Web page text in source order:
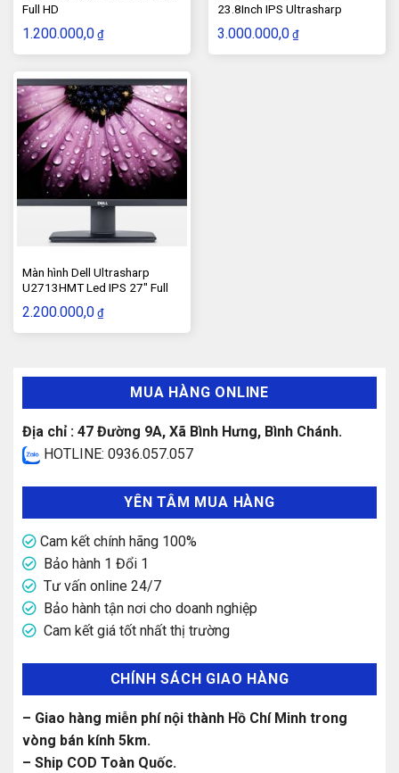
Full HD
1.200.000,0 ₫
23.8Inch IPS Ultrasharp
3.000.000,0 ₫
Màn hình Dell Ultrasharp
U2713HMT Led IPS 27″ Full
HD
2.200.000,0 ₫
MUA HÀNG ONLINE
Địa chỉ : 47 Đường 9A, Xã Bình Hưng, Bình Chánh.
HOTLINE: 0936.057.057
YÊN TÂM MUA HÀNG
Cam kết chính hãng 100%
Bảo hành 1 Đổi 1
Tư vấn online 24/7
Bảo hành tận nơi cho doanh nghiệp
Cam kết giá tốt nhất thị trường
CHÍNH SÁCH GIAO HÀNG
– Giao hàng miễn phí nội thành Hồ Chí Minh trong
vòng bán kính 5km.
– Ship COD Toàn Quốc.